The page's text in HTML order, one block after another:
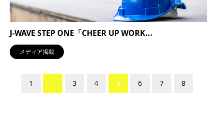
J-WAVE STEP ONE「CHEER UP WORK...
メディア掲載
1 … 3 4 5 6 7 8